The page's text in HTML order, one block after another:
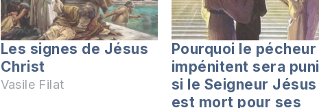
Les signes de Jésus
Christ
Vasile Filat
Pourquoi le pécheur
impénitent sera puni
si le Seigneur Jésus
est mort pour ses